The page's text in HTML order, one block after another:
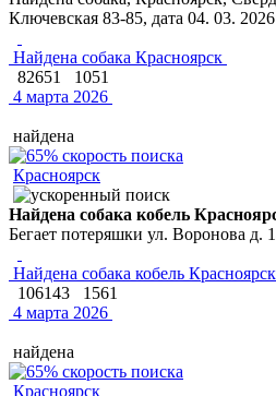
Ключевская 83-85, дата 04. 03.
Найдена собака Красноярск
82651
1051
4 марта 2026
найдена
Красноярск
Найдена собака кобель
Бегает потеряшки ул. Воронова д.
Найдена собака кобель Красноярск
106143
1561
4 марта 2026
найдена
Красноярск